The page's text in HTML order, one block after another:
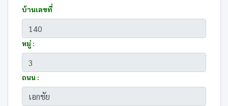
บ้านเลขที่
หมู่ :
ถนน :